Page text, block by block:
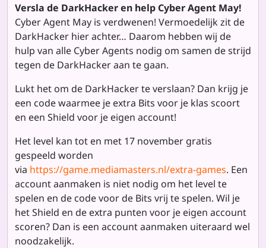
Versla de DarkHacker en help Cyber Agent May!
Cyber Agent May is verdwenen! Vermoedelijk zit de
DarkHacker hier achter… Daarom hebben wij de
hulp van alle Cyber Agents nodig om samen de strijd
tegen de DarkHacker aan te gaan.
Lukt het om de DarkHacker te verslaan? Dan krijg je
een code waarmee je extra Bits voor je klas scoort
en een Shield voor je eigen account!
Het level kan tot en met 17 november gratis
gespeeld worden
via https://game.mediamasters.nl/extra-games. Een
account aanmaken is niet nodig om het level te
spelen en de code voor de Bits vrij te spelen. Wil je
het Shield en de extra punten voor je eigen account
scoren? Dan is een account aanmaken uiteraard wel
noodzakelijk.